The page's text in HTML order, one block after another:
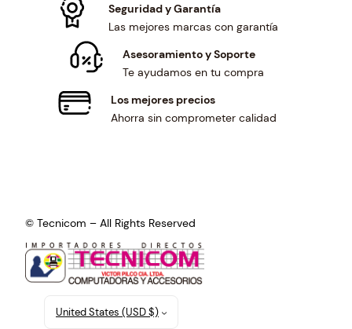
Seguridad y Garantía
Las mejores marcas con garantía
Asesoramiento y Soporte
Te ayudamos en tu compra
Los mejores precios
Ahorra sin comprometer calidad
© Tecnicom – All Rights Reserved
United States (USD $)